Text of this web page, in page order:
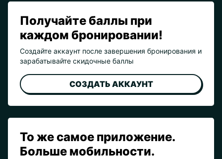
Получайте баллы при
каждом бронировании!
Создайте аккаунт после завершения бронирования и
зарабатывайте скидочные баллы
СОЗДАТЬ АККАУНТ
То же самое приложение.
Больше мобильности.